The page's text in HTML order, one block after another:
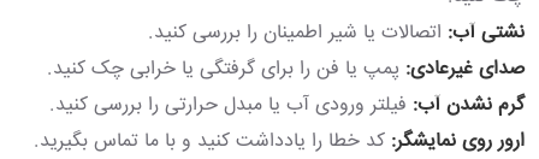
نشتی آب: اتصالات یا شیر اطمینان را بررسی کنید.
صدای غیرعادی: پمپ یا فن را برای گرفتگی یا خرابی چک کنید.
گرم نشدن آب: فیلتر ورودی آب یا مبدل حرارتی را بررسی کنید.
ارور روی نمایشگر: کد خطا را یادداشت کنید و با ما تماس بگیرید.